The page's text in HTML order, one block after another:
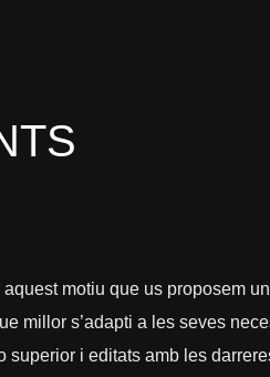
motiu que us proposem
millor s’adapti a les seves
i editats amb les